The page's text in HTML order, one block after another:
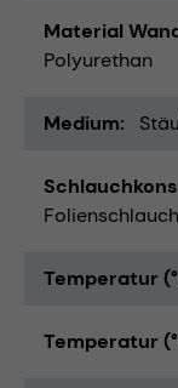
Material
Polyurethan
Medium
Folienschlauch
Temperatur
Temperatur